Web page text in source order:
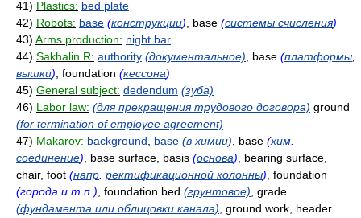
41) Plastics: bed plate
42) Robots: base (конструкции) , base (системы счисления)
43) Arms production: night bar
44) Sakhalin R: authority (документальное) , base (платформы
вышки) , foundation (кессона)
45) General subject: dedendum (зуба)
46) Labor law: (для прекращения трудового договора) ground
(for termination of employee agreement)
47) Makarov: background base (в химии) , base (хим
соединение) , base surface, basis (основа) , bearing surface,
chair, foot (напр ректификационной колонны) , foundation
(города и т.п.) , foundation bed (грунтовое) , grade
(фундамента или облицовки канала) , ground work, header